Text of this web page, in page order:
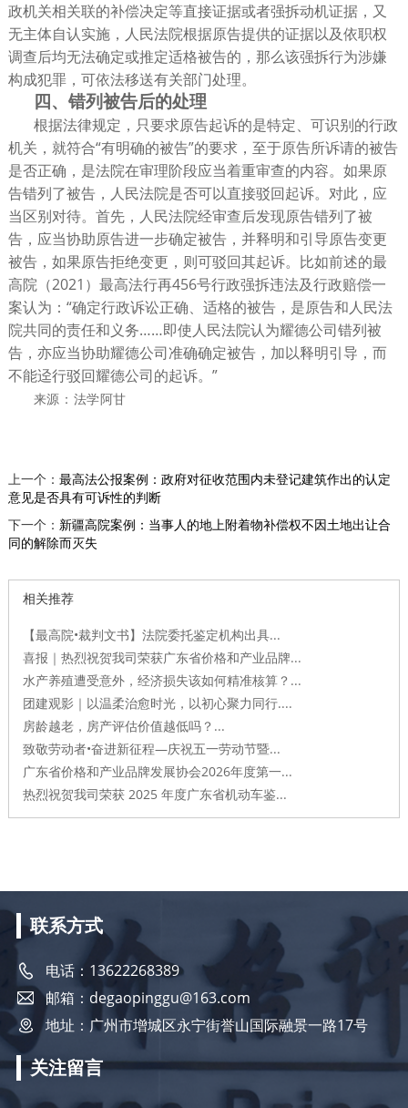
政机关相关联的补偿决定等直接证据或者强拆动机证据，又
无主体自认实施，人民法院根据原告提供的证据以及依职权
调查后均无法确定或推定适格被告的，那么该强拆行为涉嫌
构成犯罪，可依法移送有关部门处理。
四、错列被告后的处理
根据法律规定，只要求原告起诉的是特定、可识别的行政
机关，就符合“有明确的被告”的要求，至于原告所诉请的被告
是否正确，是法院在审理阶段应当着重审查的内容。如果原
告错列了被告，人民法院是否可以直接驳回起诉。对此，应
当区别对待。首先，人民法院经审查后发现原告错列了被
告，应当协助原告进一步确定被告，并释明和引导原告变更
被告，如果原告拒绝变更，则可驳回其起诉。比如前述的最
高院（2021）最高法行再456号行政强拆违法及行政赔偿一
案认为：“确定行政诉讼正确、适格的被告，是原告和人民法
院共同的责任和义务……即使人民法院认为耀德公司错列被
告，亦应当协助耀德公司准确确定被告，加以释明引导，而
不能迳行驳回耀德公司的起诉。”
来源：法学阿甘
上一个： 最高法公报案例：政府对征收范围内未登记建筑作出的认定
意见是否具有可诉性的判断
下一个： 新疆高院案例：当事人的地上附着物补偿权不因土地出让合
同的解除而灭失
相关推荐
【最高院•裁判文书】法院委托鉴定机构出具...
喜报｜热烈祝贺我司荣获广东省价格和产业品牌...
水产养殖遭受意外，经济损失该如何精准核算？...
团建观影｜以温柔治愈时光，以初心聚力同行....
房龄越老，房产评估价值越低吗？...
致敬劳动者•奋进新征程—庆祝五一劳动节暨...
广东省价格和产业品牌发展协会2026年度第一...
热烈祝贺我司荣获 2025 年度广东省机动车鉴...
联系方式
电话：13622268389
邮箱：degaopinggu@163.com
地址：广州市增城区永宁街誉山国际融景一路17号
关注留言